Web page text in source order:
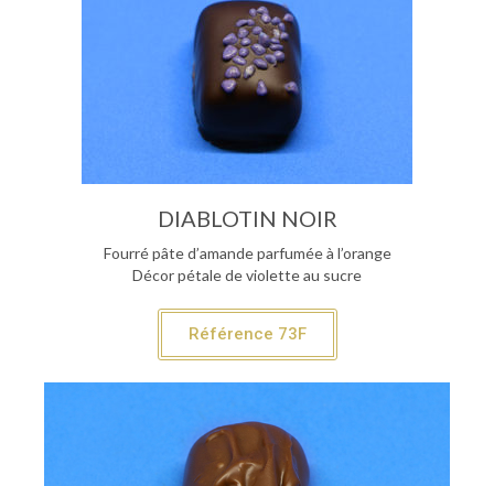
DIABLOTIN NOIR
Fourré pâte d’amande parfumée à l’orange
Décor pétale de violette au sucre
Référence 73F